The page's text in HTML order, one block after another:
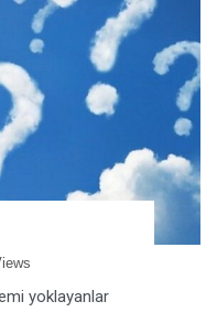
yoklayanlar